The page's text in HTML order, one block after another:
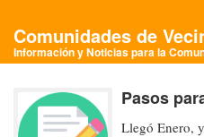
Comunidades de
Información y Noticias para la
Pasos
Llegó Enero,